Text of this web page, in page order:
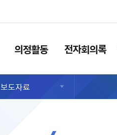
의정활동 전자회의록
보도자료